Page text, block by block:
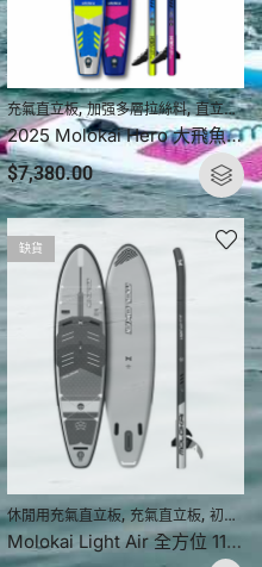
板產品,競速比賽充氣直立板
充氣直立板,加强多層拉絲料,直立板 ,
2025 Molokai Hero 大飛魚專業競速直立板 14′ x 23.5″
$7,380.00
多層拉絲料,旅行充氣直立板,直立板
缺貨
休閒用充氣直立板, 充氣直立板, 初學者充氣直立板
Molokai Light Air 全方位 11’2″ X 32″ RDS